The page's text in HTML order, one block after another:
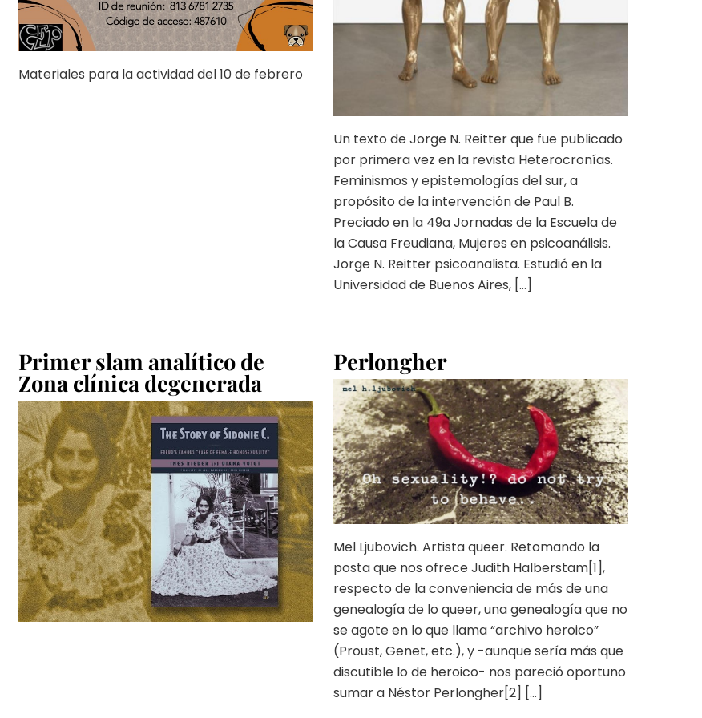
Materiales para la actividad del 10 de febrero
Un texto de Jorge N. Reitter que fue publicado
por primera vez en la revista Heterocronías.
Feminismos y epistemologías del sur, a
propósito de la intervención de Paul B.
Preciado en la 49a Jornadas de la Escuela de
la Causa Freudiana, Mujeres en psicoanálisis.
Jorge N. Reitter psicoanalista. Estudió en la
Universidad de Buenos Aires, […]
Primer slam analítico de
Zona clínica degenerada
Perlongher
Mel Ljubovich. Artista queer. Retomando la
posta que nos ofrece Judith Halberstam[1],
respecto de la conveniencia de más de una
genealogía de lo queer, una genealogía que no
se agote en lo que llama “archivo heroico”
(Proust, Genet, etc.), y -aunque sería más que
discutible lo de heroico- nos pareció oportuno
sumar a Néstor Perlongher[2] […]